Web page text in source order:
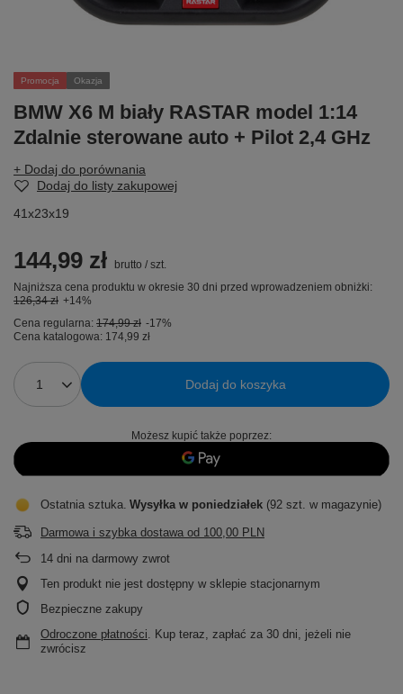
Promocja Okazja
BMW X6 M biały RASTAR model 1:14
Zdalnie sterowane auto + Pilot 2,4 GHz
+ Dodaj do porównania
Dodaj do listy zakupowej
41x23x19
144,99 zł brutto / szt.
Najniższa cena produktu w okresie 30 dni przed wprowadzeniem obniżki:
126,34 zł +14%
Cena regularna: 174,99 zł -17%
Cena katalogowa: 174,99 zł
Dodaj do koszyka
Możesz kupić także poprzez:
Ostatnia sztuka Wysyłka w poniedziałek (92 szt. w magazynie)
Darmowa i szybka dostawa od 100,00 PLN
14 dni na darmowy zwrot
Ten produkt nie jest dostępny w sklepie stacjonarnym
Bezpieczne zakupy
Odroczone płatności. Kup teraz, zapłać za 30 dni, jeżeli nie
zwrócisz